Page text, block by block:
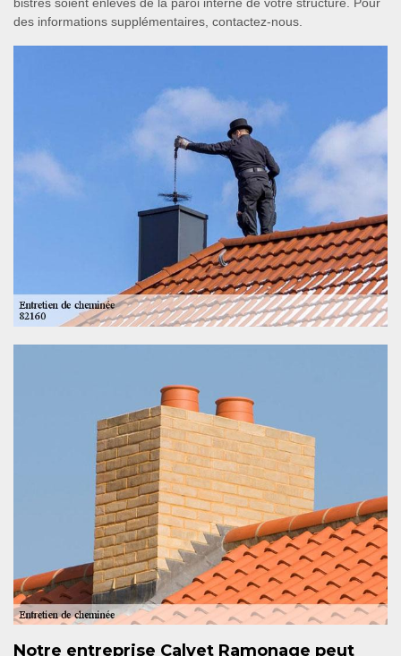
des informations supplémentaires, contactez-nous.
Notre entreprise Calvet Ramonage peut